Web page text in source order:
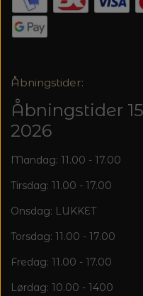
Åbningstider:
Åbningstider
2026
Mandag: 11.00 - 17.00
Tirsdag: 11.00 - 17.00
Onsdag: LUKKET
Torsdag: 11.00 - 17.00
Fredag: 11.00 - 17.00
Lørdag: 10.00 - 1400